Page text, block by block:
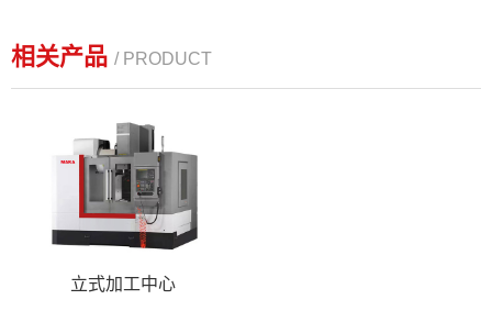
相关产品 / PRODUCT
立式加工中心